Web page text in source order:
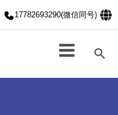
17782693290(微信同号)
搜
索